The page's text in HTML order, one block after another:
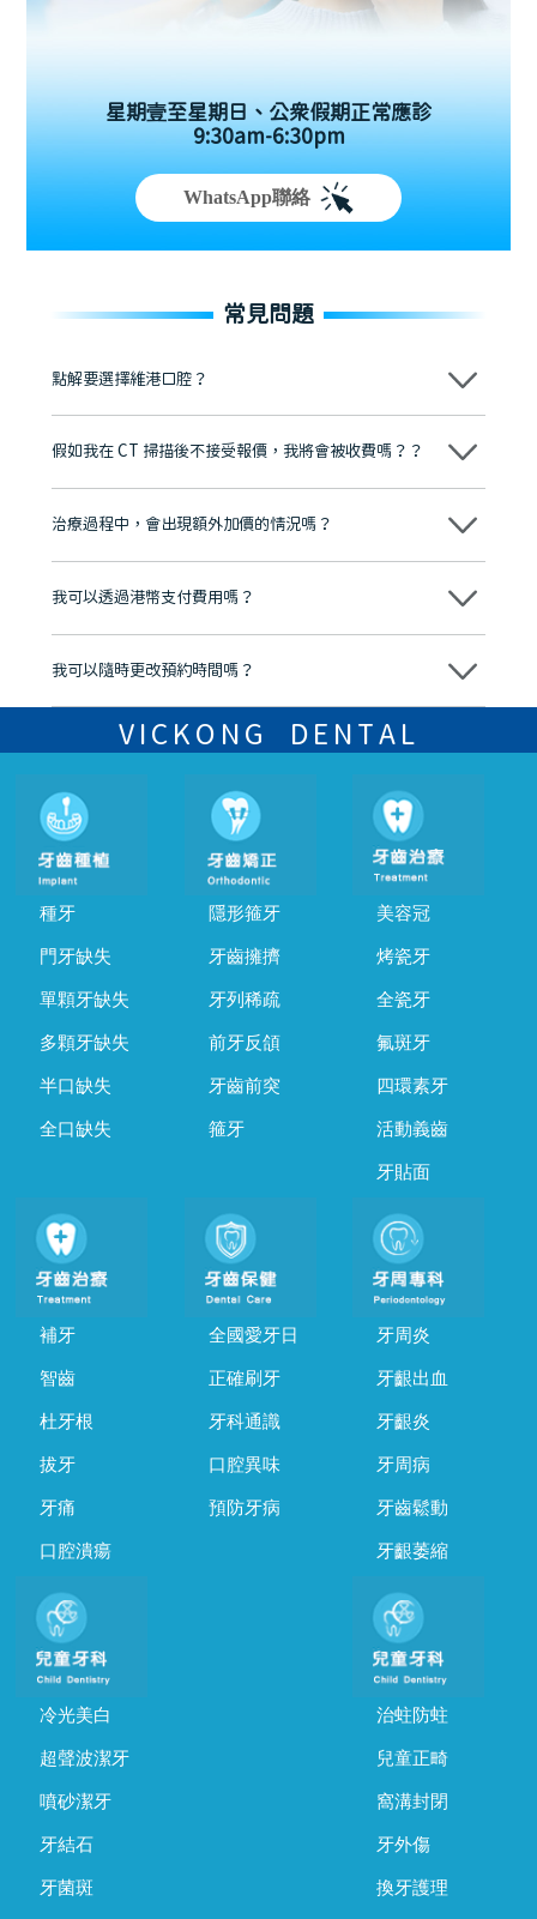
星期壹至星期日、公眾假期正常應診
9:30am-6:30pm
WhatsApp聯絡
常見問題
點解要選擇維港口腔？
維港口腔踐行「醫道濟世」的大學校訓，各分院匯聚來自香港、內地的
牌」、「2025香港企業領袖品牌」，是諾貝爾種植系統全球放心植牙中
至今已服務超過三十個國家和地區的顧客，受到粵港澳大灣區及周邊城
市市民極高的口碑評價及信任推薦 珠海、深圳設有八大分院，香港亦設
有咨詢及服務保障中心，有任何問題都可以隨時預約免費咨詢，讓人十
假如我在 CT 掃描後不接受報價，我將會被收費嗎？？
不會！只要未開始實際服務之前，你不會被收取任何費用。
治療過程中，會出現額外加價的情況嗎？
不會，治療前我們會詳細說明治療方案及對應的價錢，顧客同意並簽字
我可以透過港幣支付費用嗎？
可以。維港口腔會按照當日匯率轉算收取費用，而匯率會及時告知客人
我可以隨時更改預約時間嗎？
可以，請盡早通過wechat或whatsapp聯絡我們，告知我們你原本預約
的時間及資料，並且重新預約的日期及時段
VICKONG DENTAL
種牙
門牙缺失
單顆牙缺失
多顆牙缺失
半口缺失
全口缺失
隱形箍牙
牙齒擁擠
牙列稀疏
前牙反頜
牙齒前突
箍牙
美容冠
烤瓷牙
全瓷牙
氟斑牙
四環素牙
活動義齒
牙貼面
補牙
智齒
杜牙根
拔牙
牙痛
口腔潰瘍
全國愛牙日
正確刷牙
牙科通識
口腔異味
預防牙病
牙周炎
牙齦出血
牙齦炎
牙周病
牙齒鬆動
牙齦萎縮
冷光美白
超聲波潔牙
噴砂潔牙
牙結石
牙菌斑
治蛀防蛀
兒童正畸
窩溝封閉
牙外傷
換牙護理